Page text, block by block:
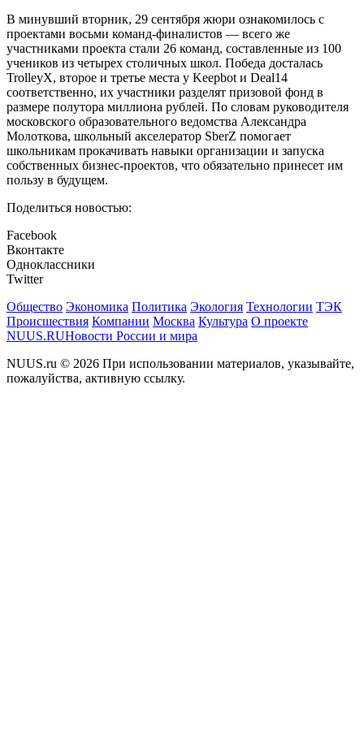
В минувший вторник, 29 сентября жюри ознакомилось с
проектами восьми команд-финалистов — всего же
участниками проекта стали 26 команд, составленные из 100
учеников из четырех столичных школ. Победа досталась
TrolleyX, второе и третье места у Keepbot и Deal14
соответственно, их участники разделят призовой фонд в
размере полутора миллиона рублей. По словам руководителя
московского образовательного ведомства Александра
Молоткова, школьный акселератор SberZ помогает
школьникам прокачивать навыки организации и запуска
собственных бизнес-проектов, что обязательно принесет им
пользу в будущем.
Поделиться новостью:
Facebook
Вконтакте
Одноклассники
Twitter
Общество Экономика Политика Экология Технологии ТЭК
Происшествия Компании Москва Культура О проекте
NUUS.RUНовости России и мира
NUUS.ru © 2026 При использовании материалов, указывайте,
пожалуйства, активную ссылку.